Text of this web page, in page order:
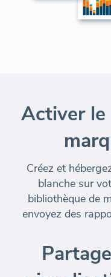
Activer
Créez et
blanche sur
bibliothèque de
envoyez des